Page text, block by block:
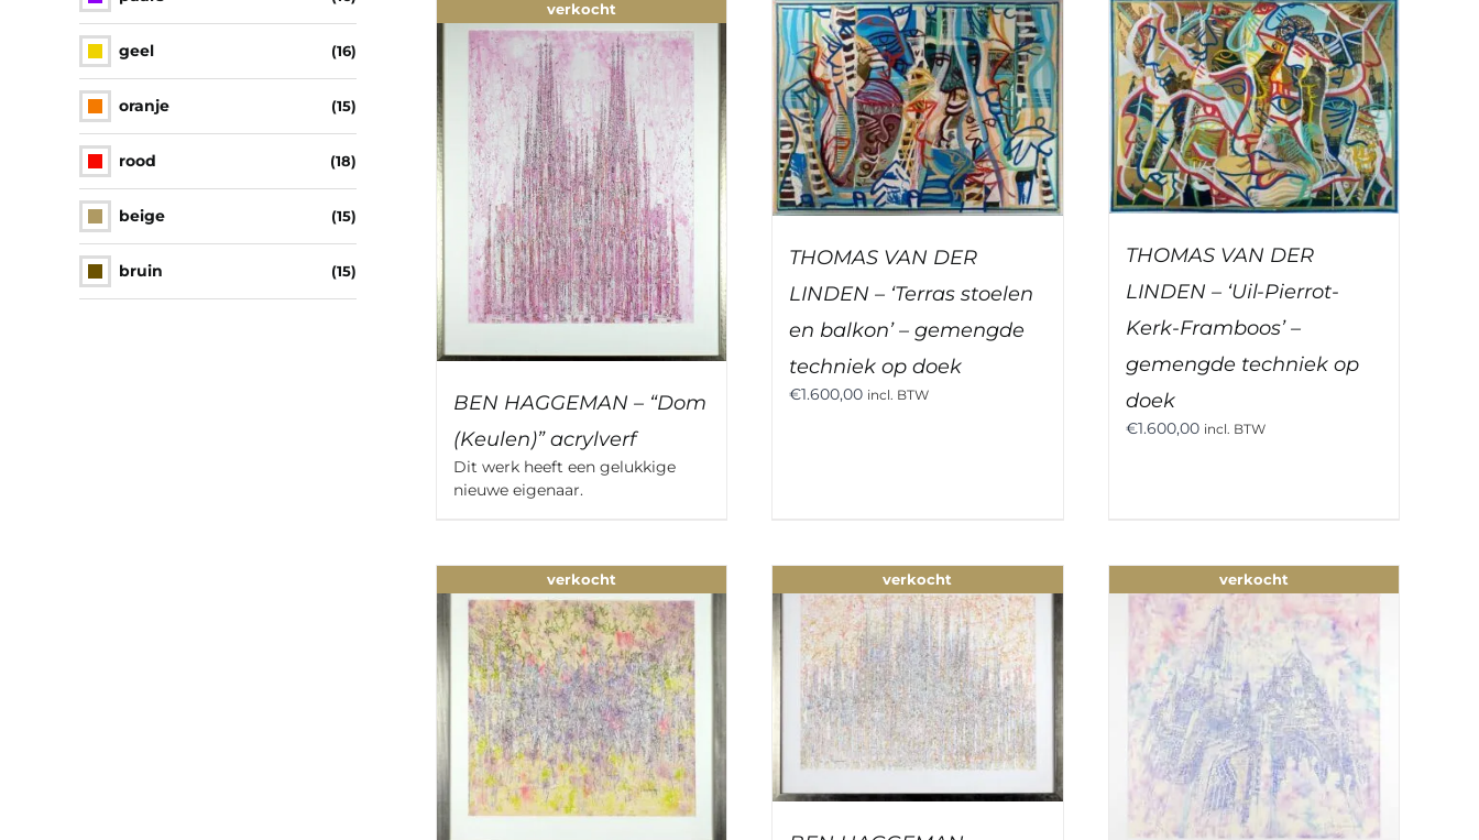
verkocht
BEN HAGGEMAN – “Dom
(Keulen)” acrylverf
Dit werk heeft een gelukkige
nieuwe eigenaar.
THOMAS VAN DER
LINDEN – ‘Terras stoelen
en balkon’ – gemengde
techniek op doek
€1.600,00 incl. BTW
THOMAS VAN DER
LINDEN – ‘Uil-Pierrot-
Kerk-Framboos’ –
gemengde techniek op
doek
€1.600,00 incl. BTW
verkocht verkocht verkocht
geel (16)
oranje (15)
rood (18)
beige (15)
bruin (15)